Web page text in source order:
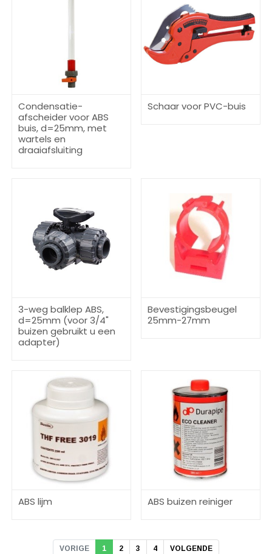
Condensatie-
afscheider voor ABS
buis, d=25mm, met
wartels en
draaiafsluiting
Schaar voor PVC-buis
3-weg balklep ABS,
d=25mm (voor 3/4"
buizen gebruikt u een
adapter)
Bevestigingsbeugel
25mm-27mm
ABS lijm ABS buizen reiniger
VORIGE 1 2 3 4 VOLGENDE